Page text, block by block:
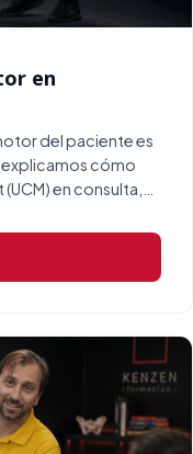
en
del paciente es
explicamos cómo
en consulta,